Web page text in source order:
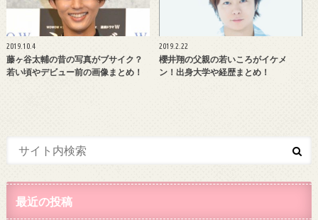
2019.10.4
藤ヶ谷太輔の昔の写真がブサイク？
若い頃やデビュー前の画像まとめ！
2019.2.22
櫻井翔の父親の若いころがイケメ
ン！出身大学や経歴まとめ！
最近の投稿